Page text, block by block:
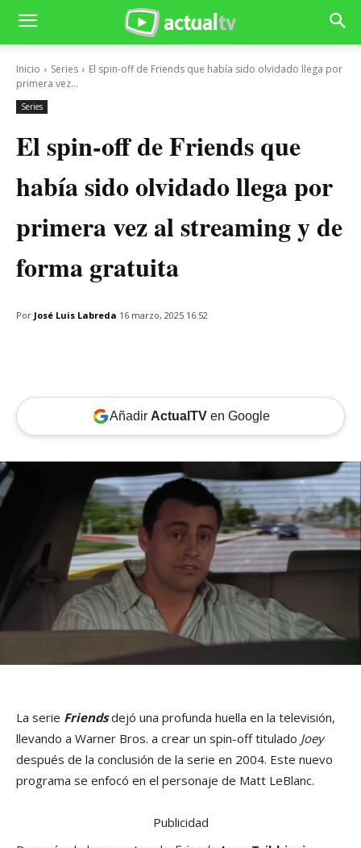
Inicio Series
El spin-off de Friends que había sido olvidado llega por
primera vez...
Series
El spin-off de Friends que
había sido olvidado llega por
primera vez al streaming y de
forma gratuita
Por José Luis Labreda 16 marzo, 2025 16:52
Añadir ActualTVen Google
La serie Friendsdejó una profunda huella en la televisión,
llevando a Warner Bros. a crear un spin-off titulado Joey
después de la conclusión de la serie en 2004. Este nuevo
programa se enfocó en el personaje de Matt LeBlanc.
Publicidad